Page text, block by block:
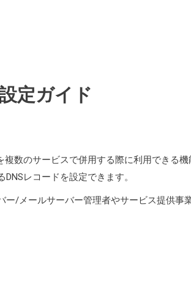
定ガイド
数のサービスで併用する際に利用できる
レコードを設定できます。
/メールサーバー管理者やサービス提供事